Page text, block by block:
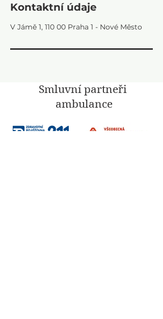
Kontaktní údaje
V Jámě 1, 110 00 Praha 1 - Nové Město
Smluvní partneři
ambulance